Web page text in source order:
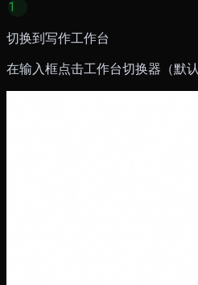
1
切换到写作工作台
在输入框点击工作台切换器（默认